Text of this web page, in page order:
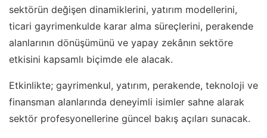
sektörün değişen dinamiklerini, yatırım modellerini,
ticari gayrimenkulde karar alma süreçlerini, perakende
alanlarının dönüşümünü ve yapay zekânın sektöre
etkisini kapsamlı biçimde ele alacak.
Etkinlikte; gayrimenkul, yatırım, perakende, teknoloji ve
finansman alanlarında deneyimli isimler sahne alarak
sektör profesyonellerine güncel bakış açıları sunacak.